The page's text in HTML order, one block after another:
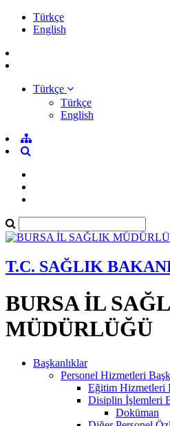
Türkçe
English
Türkçe
Türkçe
English
T.C. SAĞLIK
BURSA İL
MÜDÜRLÜĞÜ
Başkanlıklar
Personel Hizmetleri
Eğitim Hizmetleri
Disiplin İşlemleri
Doküman